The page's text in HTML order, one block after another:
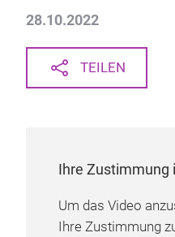
28.10.2022
TEILEN
Ihre Zustimmung
Um das Video
Ihre Zustimmung